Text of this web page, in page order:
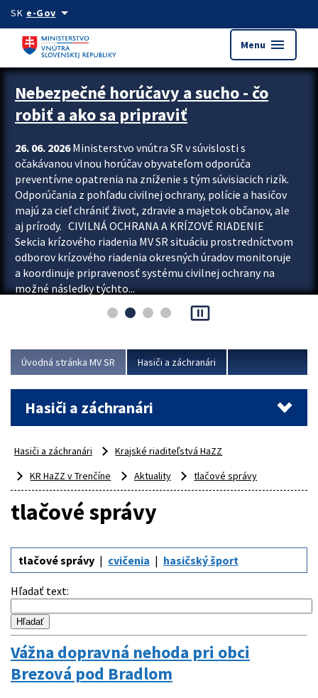
Preskocit na hlavný obsah
SK e-Govarrow_drop_down
Menu menu
Zastavit automatický posun upútavok
Nebezpečné horúčavy a sucho - čo
robiť a ako sa pripraviť
26. 06. 2026Ministerstvo vnútra SR v súvislosti s
očakávanou vlnou horúčav obyvateľom odporúča
preventívne opatrenia na zníženie s tým súvisiacich rizík.
Odporúčania z pohľadu civilnej ochrany, polície a hasičov
majú za cieľ chrániť život, zdravie a majetok občanov, ale
aj prírody. CIVILNÁ OCHRANA A KRÍZOVÉ RIADENIE
Sekcia krízového riadenia MV SR situáciu prostredníctvom
odborov krízového riadenia okresných úradov monitoruje
a koordinuje pripravenosť systému civilnej ochrany na
možné následky týchto...
pause_presentation
Úvodná stránka MV SR Hasiči a záchranári
Hasiči a záchranári
Hasiči a záchranári
Krajské riaditeľstvá HaZZ
KR HaZZ v Trenčíne
Aktuality tlačové správy
tlačové správy
tlačové správy cvičenia hasičský šport
Hľadať text:
Vážna dopravná nehoda pri obci
Brezová pod Bradlom